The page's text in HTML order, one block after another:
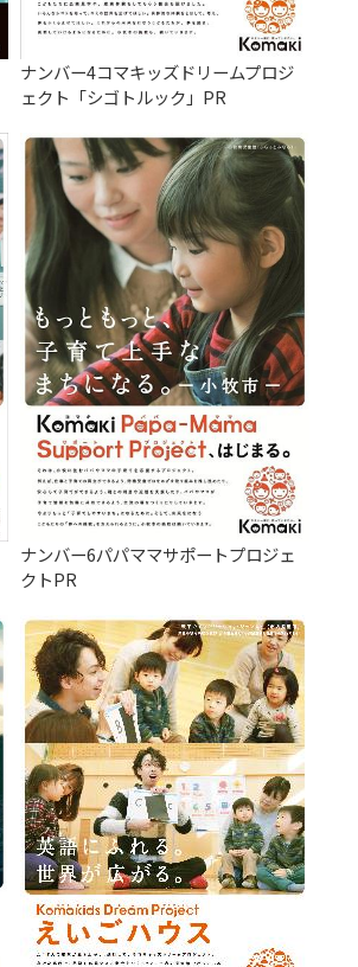
ナンバー4コマキッズドリームプロジ
ェクト「シゴトルック」PR
ナンバー6パパママサポートプロジェ
クトPR